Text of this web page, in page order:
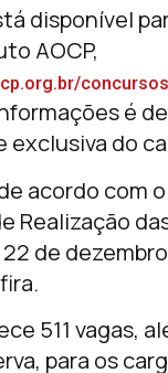
disponível
AOCP,
é de
exclusiva do
acordo com
Realização
de
511 vagas,
para os